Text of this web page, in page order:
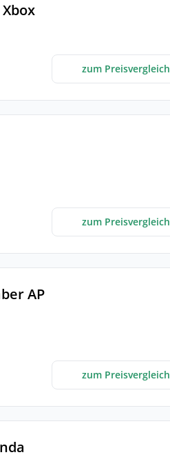
zum Preisvergleich
zum Preisvergleich
AP
zum Preisvergleich